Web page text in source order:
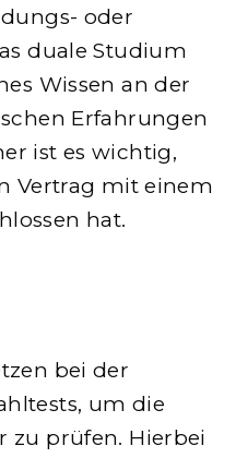
oder
duale Studium
Wissen an der
Erfahrungen
ist es wichtig,
Vertrag mit einem
hat.
bei der
um die
zu prüfen. Hierbei